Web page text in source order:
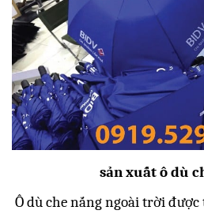
sản xuất ô dù
Ô dù che nắng ngoài trời